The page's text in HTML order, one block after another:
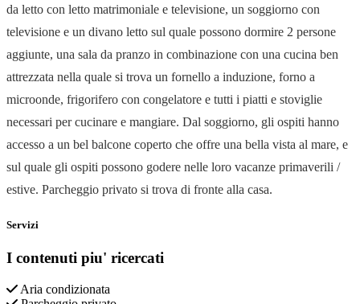
da letto con letto matrimoniale e televisione, un soggiorno con
televisione e un divano letto sul quale possono dormire 2 persone
aggiunte, una sala da pranzo in combinazione con una cucina ben
attrezzata nella quale si trova un fornello a induzione, forno a
microonde, frigorifero con congelatore e tutti i piatti e stoviglie
necessari per cucinare e mangiare. Dal soggiorno, gli ospiti hanno
accesso a un bel balcone coperto che offre una bella vista al mare, e
sul quale gli ospiti possono godere nelle loro vacanze primaverili /
estive. Parcheggio privato si trova di fronte alla casa.
Servizi
I contenuti piu' ricercati
Aria condizionata